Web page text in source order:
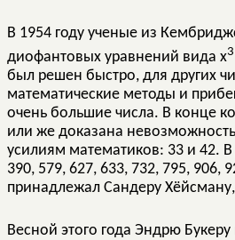
В 1954 году ученые из
диофантовых уравнений вида x3
был решен быстро, для других
математические методы и
очень большие числа. В конце
или же доказана
усилиям математиков: 33 и 42.
390, 579, 627, 633, 732, 795,
принадлежал Сандеру
Весной этого года Эндрю